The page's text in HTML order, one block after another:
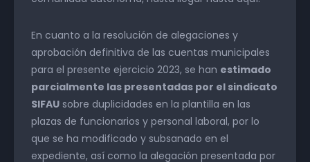
En cuanto a la resolución de alegaciones y
aprobación definitiva de las cuentas municipales
para el presente ejercicio 2023, se han estimado
parcialmente las presentadas por el sindicato
SIFAU sobre duplicidades en la plantilla en las
plazas de funcionarios y personal laboral, por lo
que se ha modificado y subsanado en el
expediente, así como la alegación presentada por